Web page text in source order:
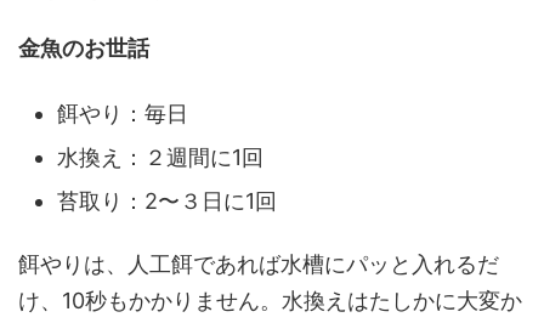
金魚のお世話
餌やり：毎日
水換え：２週間に1回
苔取り：2〜３日に1回
餌やりは、人工餌であれば水槽にパッと入れるだ
け、10秒もかかりません。水換えはたしかに大変か